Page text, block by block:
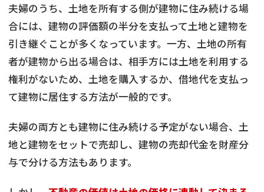
夫婦のうち、土地を所有する側が建物に住み続ける場
合には、建物の評価額の半分を支払って土地と建物を
引き継ぐことが多くなっています。一方、土地の所有
者が建物から出る場合は、相手方には土地を利用する
権利がないため、土地を購入するか、借地代を支払っ
て建物に居住する方法が一般的です。
夫婦の両方とも建物に住み続ける予定がない場合、土
地と建物をセットで売却し、建物の売却代金を財産分
与で分ける方法もあります。